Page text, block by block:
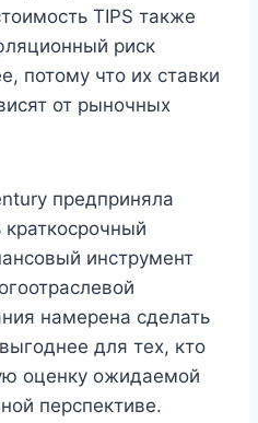
TIPS также
риск
потому что их ставки
от рыночных
предприняла
краткосрочный
инструмент
намерена сделать
для тех, кто
оценку ожидаемой
перспективе.